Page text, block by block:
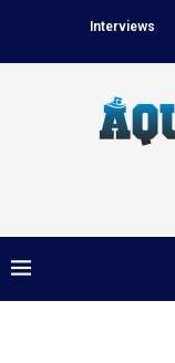
Interviews